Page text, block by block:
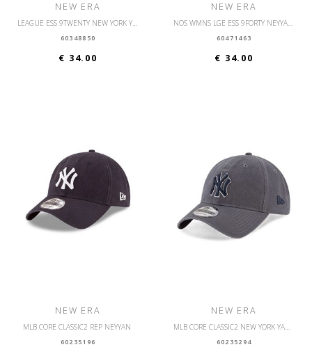
NEW ERA
LEAGUE ESS 9TWENTY NEW YORK YANKEES OSFM
60348850
€ 34.00
NEW ERA
NOS WMNS LGE ESS 9FORTY NEYYAN
60471463
€ 34.00
NEW ERA
MLB CORE CLASSIC2 REP NEYYAN
60235196
NEW ERA
60235294